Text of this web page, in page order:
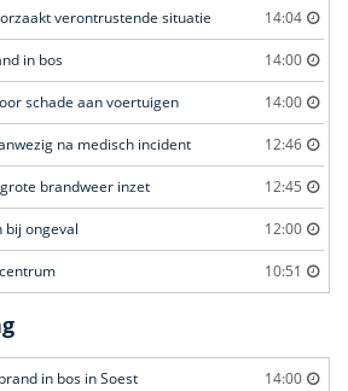
verontrustende situatie 14:04
in bos 14:00
schade aan voertuigen 14:00
na medisch incident 12:46
brandweer inzet 12:45
bij ongeval 12:00
10:51
in bos in Soest 14:00